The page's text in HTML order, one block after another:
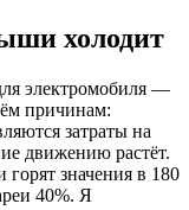
холодит
электромобиля —
причинам:
затраты на
движению растёт.
значения в 180
40%. Я